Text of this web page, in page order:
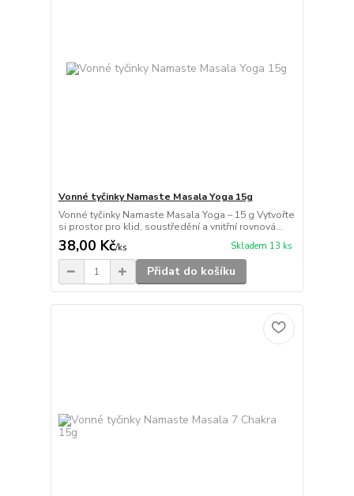
Vonné tyčinky Namaste Masala Yoga 15g
Vonné tyčinky Namaste Masala Yoga – 15 g Vytvořte
si prostor pro klid, soustředění a vnitřní rovnová...
38,00 Kč/ks Skladem 13 ks
Přidat do košíku